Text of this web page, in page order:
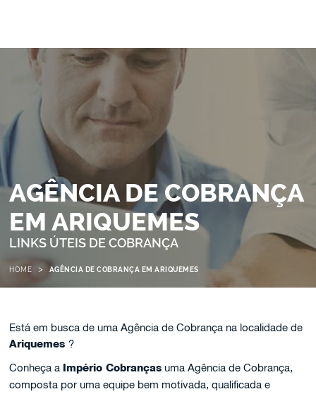
AGÊNCIA DE COBRANÇA
EM ARIQUEMES
LINKS ÚTEIS DE COBRANÇA
HOME > AGÊNCIA DE COBRANÇA EM ARIQUEMES
Está em busca de uma Agência de Cobrança na localidade de
Ariquemes ?
Conheça a Império Cobranças uma Agência de Cobrança,
composta por uma equipe bem motivada, qualificada e